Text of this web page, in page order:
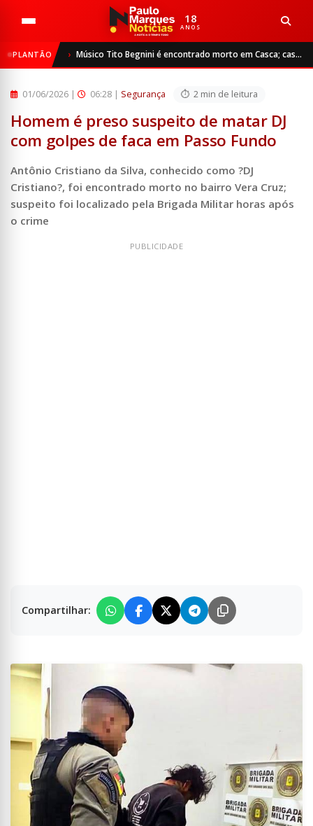
18
ANOS
PLANTÃO Músico Tito Begnini é encontrado morto em Casca; caso é investigado como homicídio
Segurança
Homem é preso suspeito de matar DJ com golpes de faca em ...
01/06/2026 | 06:28 | Segurança 2 min de leitura
Homem é preso suspeito de matar DJ
com golpes de faca em Passo Fundo
Antônio Cristiano da Silva, conhecido como ?DJ
Cristiano?, foi encontrado morto no bairro Vera Cruz;
suspeito foi localizado pela Brigada Militar horas após
o crime
Compartilhar: